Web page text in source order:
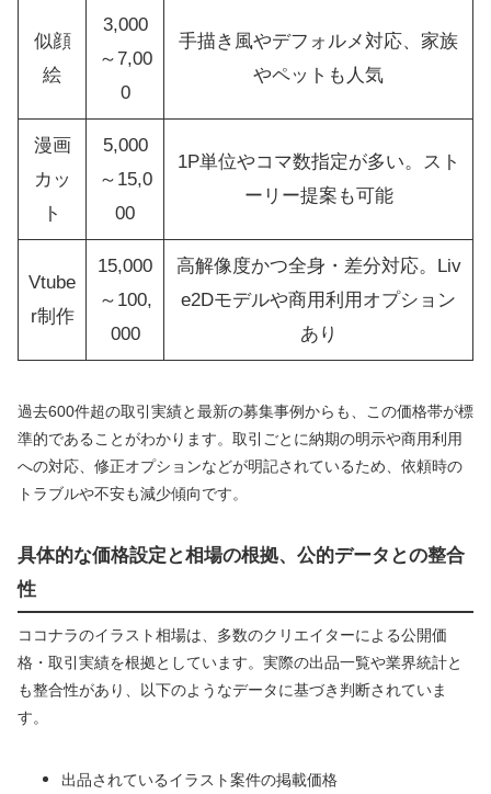
似顔
絵
3,000
～7,00
0
手描き風やデフォルメ対応、家族
やペットも人気
漫画
カッ
ト
5,000
～15,0
00
1P単位やコマ数指定が多い。スト
ーリー提案も可能
Vtube
r制作
15,000
～100,
000
高解像度かつ全身・差分対応。Liv
e2Dモデルや商用利用オプション
あり
過去600件超の取引実績と最新の募集事例からも、この価格帯が標
準的であることがわかります。取引ごとに納期の明示や商用利用
への対応、修正オプションなどが明記されているため、依頼時の
トラブルや不安も減少傾向です。
具体的な価格設定と相場の根拠、公的データとの整合
性
ココナラのイラスト相場は、多数のクリエイターによる公開価
格・取引実績を根拠としています。実際の出品一覧や業界統計と
も整合性があり、以下のようなデータに基づき判断されていま
す。
出品されているイラスト案件の掲載価格